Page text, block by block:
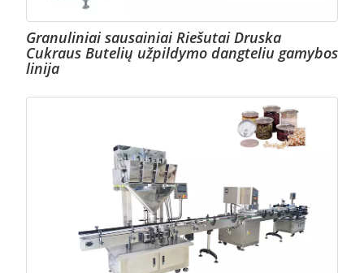
Granuliniai sausainiai Riešutai Druska
Cukraus Butelių užpildymo dangteliu gamybos
linija